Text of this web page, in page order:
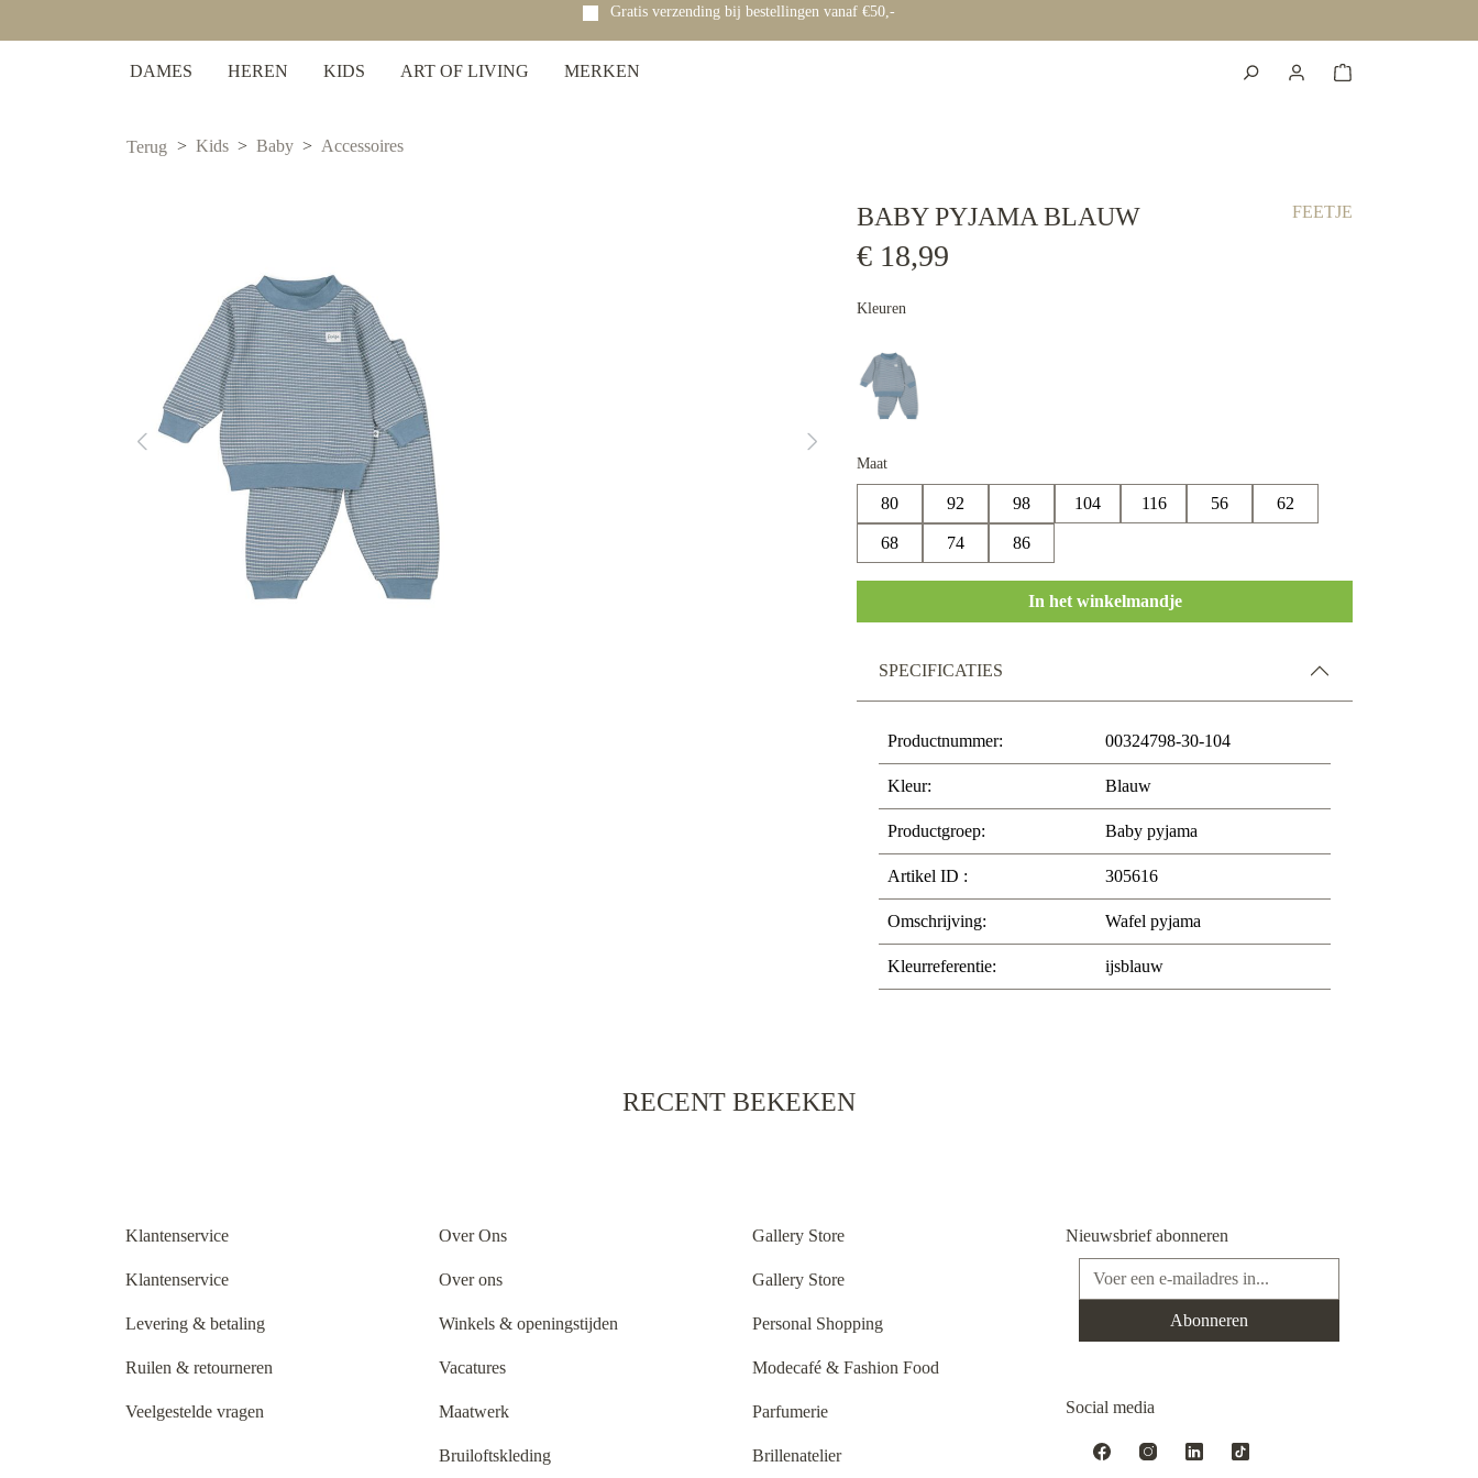
Gratis verzending bij bestellingen vanaf €50,-
DAMES HEREN KIDS ART OF LIVING MERKEN
Terug Kids Baby Accessoires
BABY PYJAMA BLAUW FEETJE
€ 18,99
Kleuren
Maat
80 92 98 104 116 56 62
68 74 86
In het winkelmandje
SPECIFICATIES
Productnummer: 00324798-30-104
Kleur: Blauw
Productgroep: Baby pyjama
Artikel ID : 305616
Omschrijving: Wafel pyjama
Kleurreferentie: ijsblauw
RECENT BEKEKEN
Klantenservice
Klantenservice
Levering & betaling
Ruilen & retourneren
Veelgestelde vragen
Over Ons
Over ons
Winkels & openingstijden
Vacatures
Maatwerk
Bruiloftskleding
Gallery Store
Gallery Store
Personal Shopping
Modecafé & Fashion Food
Parfumerie
Brillenatelier
Nieuwsbrief abonneren
E-mailadres*
Abonneren
Social media